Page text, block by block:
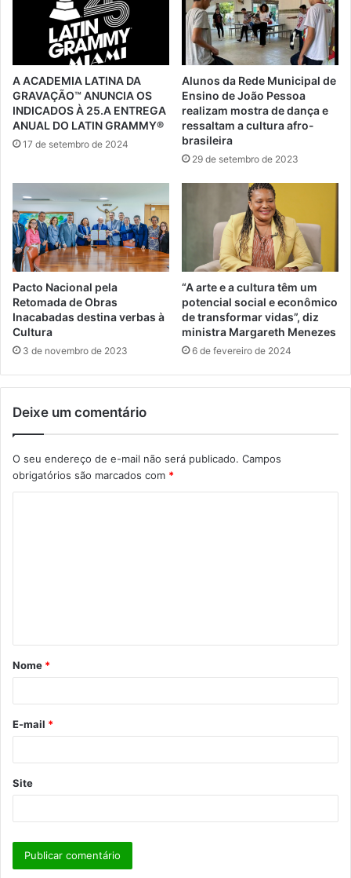
A ACADEMIA LATINA DA
GRAVAÇÃO™ ANUNCIA OS
INDICADOS À 25.A ENTREGA
ANUAL DO LATIN GRAMMY®
17 de setembro de 2024
Alunos da Rede Municipal de
Ensino de João Pessoa
realizam mostra de dança e
ressaltam a cultura afro-
brasileira
29 de setembro de 2023
Pacto Nacional pela
Retomada de Obras
Inacabadas destina verbas à
Cultura
3 de novembro de 2023
“A arte e a cultura têm um
potencial social e econômico
de transformar vidas”, diz
ministra Margareth Menezes
6 de fevereiro de 2024
Deixe um comentário
O seu endereço de e-mail não será publicado. Campos
obrigatórios são marcados com *
á
r
*
Nome *
E-mail *
Site